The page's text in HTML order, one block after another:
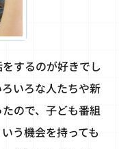
するのが好きでし
いろな人たちや新
ので、子ども番組
う機会を持っても